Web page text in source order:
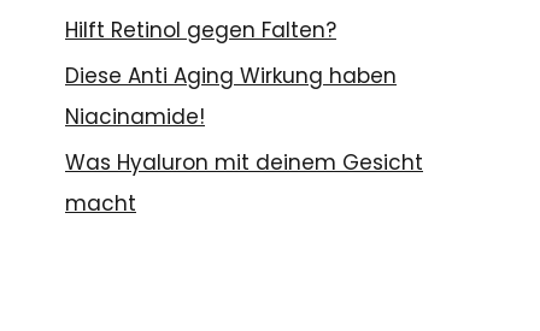
Hilft Retinol gegen Falten?
Diese Anti Aging Wirkung haben
Niacinamide!
Was Hyaluron mit deinem Gesicht
macht